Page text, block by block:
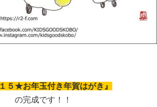
１５★お年玉付き年賀はがき』
の完成です！！